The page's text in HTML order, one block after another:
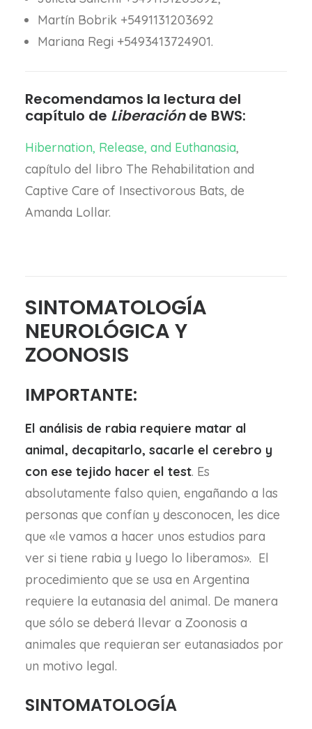
Martín Bobrik +5491131203692
Mariana Regi +5493413724901.
Recomendamos la lectura del
capítulo de Liberaciónde BWS:
Hibernation, Release, and Euthanasia,
capítulo del libro The Rehabilitation and
Captive Care of Insectivorous Bats, de
Amanda Lollar.
SINTOMATOLOGÍA
NEUROLÓGICA Y
ZOONOSIS
IMPORTANTE:
El análisis de rabia requiere matar al
animal, decapitarlo, sacarle el cerebro y
con ese tejido hacer el test. Es
absolutamente falso quien, engañando a las
personas que confían y desconocen, les dice
que «le vamos a hacer unos estudios para
ver si tiene rabia y luego lo liberamos». El
procedimiento que se usa en Argentina
requiere la eutanasia del animal. De manera
que sólo se deberá llevar a Zoonosis a
animales que requieran ser eutanasiados por
un motivo legal.
SINTOMATOLOGÍA